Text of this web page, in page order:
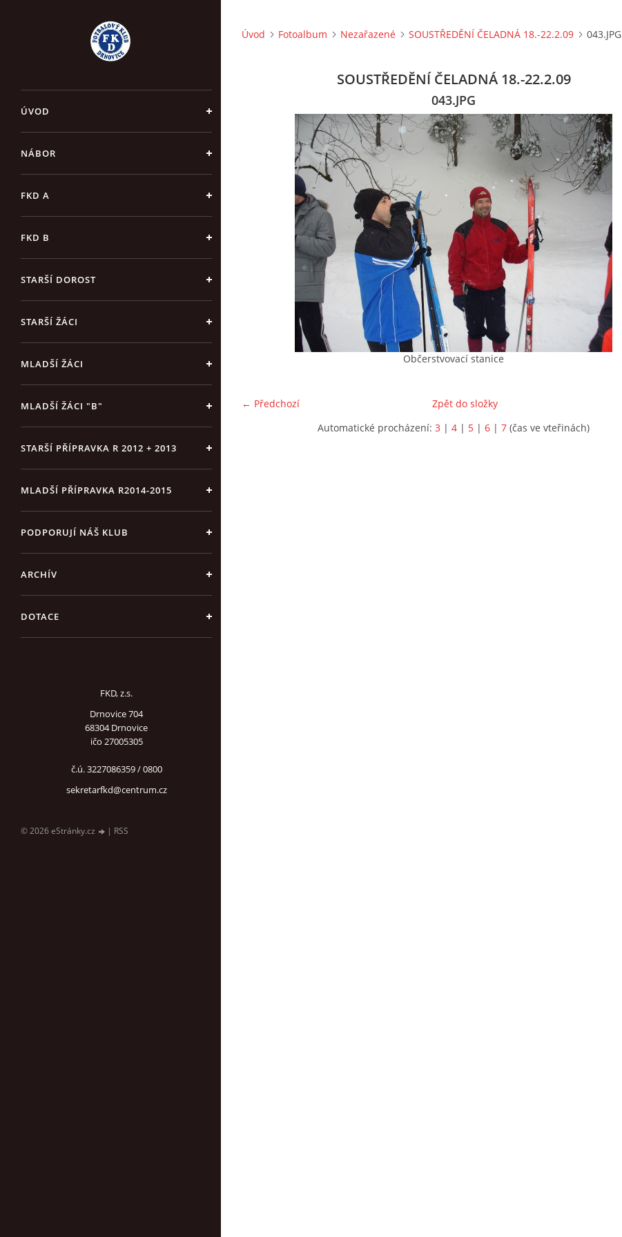
ÚVOD
NÁBOR
FKD A
FKD B
STARŠÍ DOROST
STARŠÍ ŽÁCI
MLADŠÍ ŽÁCI
MLADŠÍ ŽÁCI "B"
STARŠÍ PŘÍPRAVKA R 2012 + 2013
MLADŠÍ PŘÍPRAVKA R2014-2015
PODPORUJÍ NÁŠ KLUB
ARCHÍV
DOTACE
FKD, z.s.
Drnovice 704
68304 Drnovice
ičo 27005305
č.ú. 3227086359 / 0800
sekretarfkd@centrum.cz
© 2026 eStránky.cz | RSS
Úvod Fotoalbum Nezařazené SOUSTŘEDĚNÍ ČELADNÁ 18.-22.2.09 043.JPG
SOUSTŘEDĚNÍ ČELADNÁ 18.-22.2.09
043.JPG
Občerstvovací stanice
← Předchozí
Zpět do složky
Automatické procházení: 3 | 4 | 5 | 6 | 7 (čas ve vteřinách)